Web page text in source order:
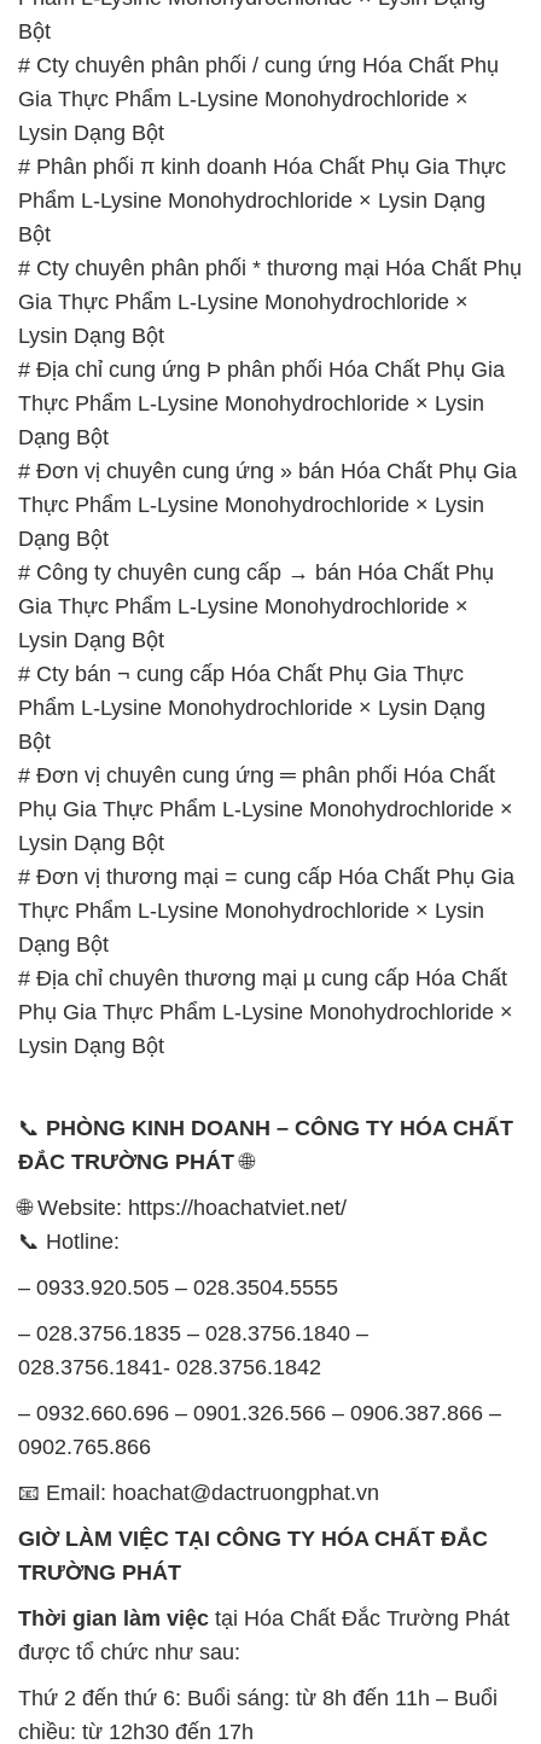
# Phân phối π kinh doanh Hóa Chất Phụ Gia Thực
Phẩm L-Lysine Monohydrochloride × Lysin Dạng
Bột
# Cty chuyên phân phối * thương mại Hóa Chất Phụ
Gia Thực Phẩm L-Lysine Monohydrochloride ×
Lysin Dạng Bột
# Địa chỉ cung ứng Þ phân phối Hóa Chất Phụ Gia
Thực Phẩm L-Lysine Monohydrochloride × Lysin
Dạng Bột
# Đơn vị chuyên cung ứng » bán Hóa Chất Phụ Gia
Thực Phẩm L-Lysine Monohydrochloride × Lysin
Dạng Bột
# Công ty chuyên cung cấp → bán Hóa Chất Phụ
Gia Thực Phẩm L-Lysine Monohydrochloride ×
Lysin Dạng Bột
# Cty bán ¬ cung cấp Hóa Chất Phụ Gia Thực
Phẩm L-Lysine Monohydrochloride × Lysin Dạng
Bột
# Đơn vị chuyên cung ứng ═ phân phối Hóa Chất
Phụ Gia Thực Phẩm L-Lysine Monohydrochloride ×
Lysin Dạng Bột
# Đơn vị thương mại = cung cấp Hóa Chất Phụ Gia
Thực Phẩm L-Lysine Monohydrochloride × Lysin
Dạng Bột
# Địa chỉ chuyên thương mại µ cung cấp Hóa Chất
Phụ Gia Thực Phẩm L-Lysine Monohydrochloride ×
Lysin Dạng Bột
📞PHÒNG KINH DOANH – CÔNG TY HÓA CHẤT
ĐẮC TRƯỜNG PHÁT🌐
🌐 Website: https://hoachatviet.net/
– 0933.920.505 – 028.3504.5555
028.3756.1841- 028.3756.1842
0902.765.866
📧 Email: hoachat@dactruongphat.vn
TRƯỜNG PHÁT
được tổ chức như sau:
Thứ 2 đến thứ 6: Buổi sáng: từ 8h đến 11h – Buổi
chiều: từ 12h30 đến 17h
Thứ 7: Buổi sáng: từ 8h đến 11h – Buổi chiều: từ
12h30 đến 16h
Chủ nhật: Nghỉ chủ nhật hàng tuần